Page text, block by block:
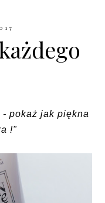
pokaż jak piękna
!"